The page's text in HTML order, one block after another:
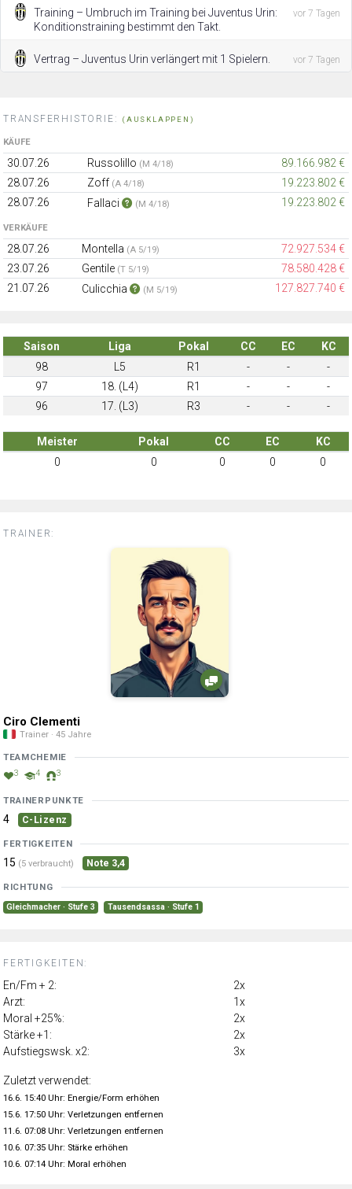
Training – Umbruch im Training bei Juventus Urin:
Konditionstraining bestimmt den Takt.
vor 7 Tagen
Vertrag – Juventus Urin verlängert mit 1 Spielern. vor 7 Tagen
TRANSFERHISTORIE: (AUSKLAPPEN)
KÄUFE
30.07.26 Russolillo (M 4/18)
89.166.982 €
28.07.26
Zoff (A 4/18)
19.223.802 €
28.07.26
Fallaci (M 4/18) 19.223.802 €
VERKÄUFE
28.07.26 Montella (A 5/19)
72.927.534 €
23.07.26
Gentile (T 5/19)
78.580.428 €
21.07.26
Culicchia (M 5/19) 127.827.740 €
Saison Liga Pokal CC EC
KC
98
L5 R1 - -
-
97
18. (L4) R1 - -
-
96
17. (L3) R3 - - -
Meister Pokal CC EC
KC
0
0 0 0 0
TRAINER:
Ciro Clementi
Trainer · 45 Jahre
TEAMCHEMIE
3 4 3
TRAINERPUNKTE
4 C-Lizenz
FERTIGKEITEN
15 (5 verbraucht) Note 3,4
RICHTUNG
Gleichmacher · Stufe 3 Tausendsassa · Stufe 1
FERTIGKEITEN:
En/Fm + 2:
2x
Arzt:
1x
Moral +25%:
2x
Stärke +1:
2x
Aufstiegswsk. x2:
3x
Zuletzt verwendet:
16.6. 15:40 Uhr: Energie/Form erhöhen
15.6. 17:50 Uhr: Verletzungen entfernen
11.6. 07:08 Uhr: Verletzungen entfernen
10.6. 07:35 Uhr: Stärke erhöhen
10.6. 07:14 Uhr: Moral erhöhen